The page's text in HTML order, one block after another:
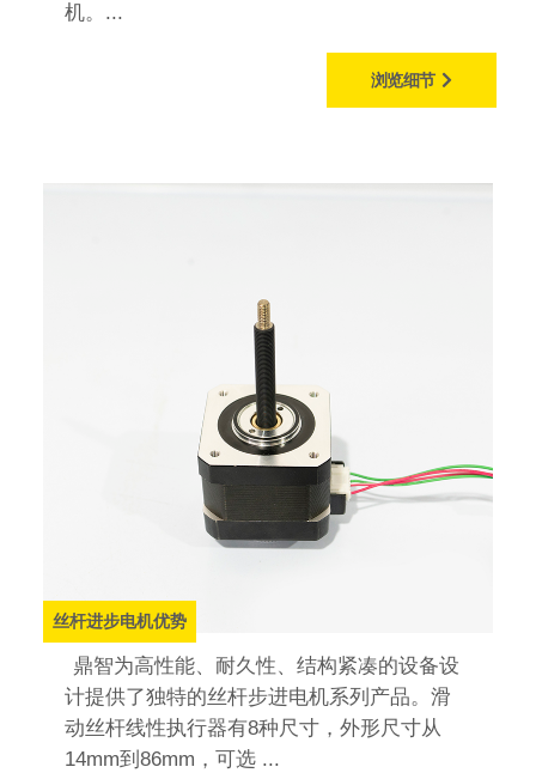
机。...
浏览细节
丝杆进步电机优势
鼎智为高性能、耐久性、结构紧凑的设备设
计提供了独特的丝杆步进电机系列产品。滑
动丝杆线性执行器有8种尺寸，外形尺寸从
14mm到86mm，可选 ...